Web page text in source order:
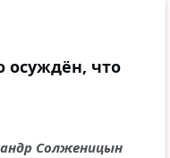
осуждён, что
Солженицын